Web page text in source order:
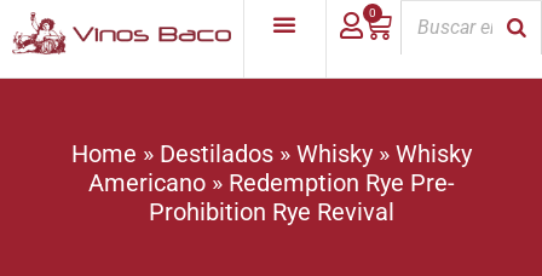
0
Home » Destilados» Whisky» Whisky
Americano» Redemption Rye Pre-
Prohibition Rye Revival